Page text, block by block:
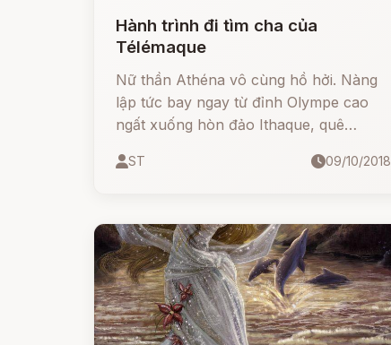
Hành trình đi tìm cha của
Télémaque
Nữ thần Athéna vô cùng hồ hởi. Nàng
lập tức bay ngay từ đỉnh Olympe cao
ngất xuống hòn đảo Ithaque, quê
mưu trí Ulysse. Nàng giả dạng là một
ST 09/10/2018